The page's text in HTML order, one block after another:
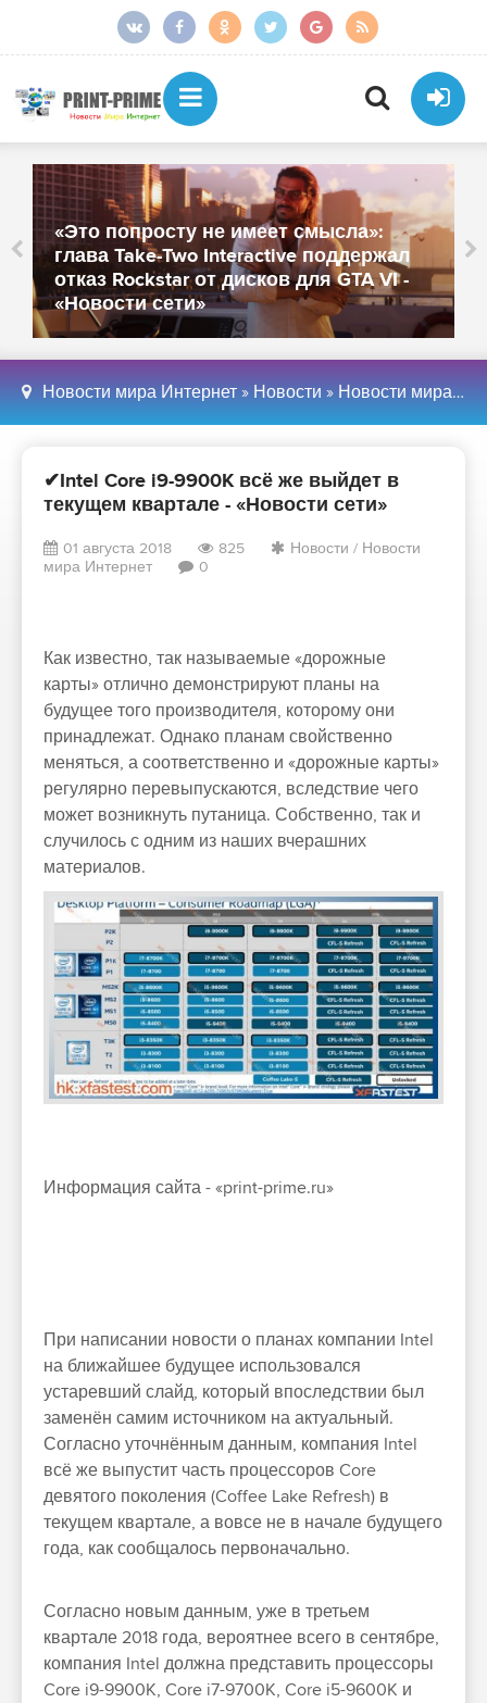
«Это попросту не имеет смысла»:
глава Take-Two Interactive поддержал
отказ Rockstar от дисков для GTA VI -
«Новости сети»
Новости мира Интернет » Новости » Новости мира Интернет
✔Intel Core i9-9900K всё же выйдет в
текущем квартале - «Новости сети»
01 августа 2018 825 Новости / Новости
мира Интернет
0
Как известно, так называемые «дорожные
карты» отлично демонстрируют планы на
будущее того производителя, которому они
принадлежат. Однако планам свойственно
меняться, а соответственно и «дорожные карты»
регулярно перевыпускаются, вследствие чего
может возникнуть путаница. Собственно, так и
случилось с одним из наших вчерашних
материалов.
Информация сайта - «print-prime.ru»
При написании новости о планах компании Intel
на ближайшее будущее использовался
устаревший слайд, который впоследствии был
заменён самим источником на актуальный.
Согласно уточнённым данным, компания Intel
всё же выпустит часть процессоров Core
девятого поколения (Coffee Lake Refresh) в
текущем квартале, а вовсе не в начале будущего
года, как сообщалось первоначально.
Согласно новым данным, уже в третьем
квартале 2018 года, вероятнее всего в сентябре,
компания Intel должна представить процессоры
Core i9-9900K, Core i7-9700K, Core i5-9600K и